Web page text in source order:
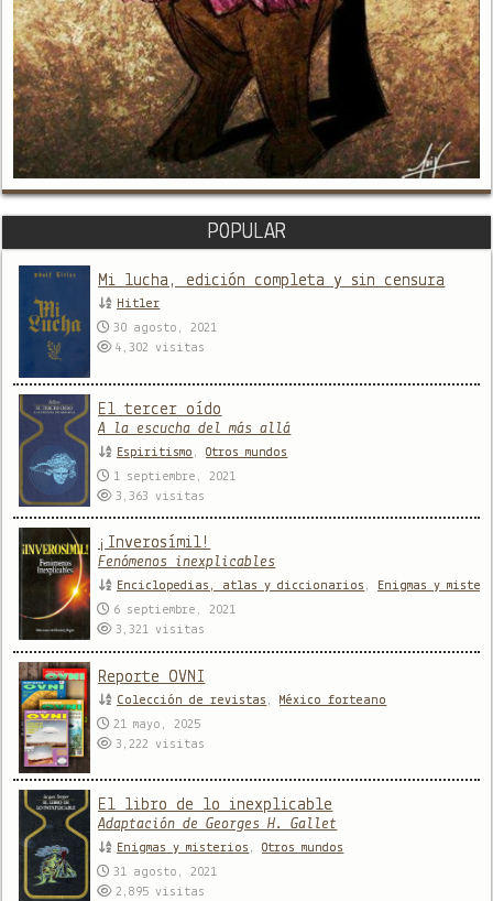
POPULAR
Mi lucha, edición completa y sin censura
Hitler
30 agosto, 2021
4,302visitas
El tercer oído
A la escucha del más allá
Espiritismo ,Otros mundos
1 septiembre, 2021
3,363visitas
¡Inverosímil!
Fenómenos inexplicables
Enciclopedias, atlas y diccionarios ,
Enigmas y
6 septiembre, 2021
3,321visitas
Reporte OVNI
Colección de revistas , México forteano
21 mayo, 2025
3,222visitas
El libro de lo inexplicable
Adaptación de Georges H. Gallet
Enigmas y misterios ,Otros mundos
31 agosto, 2021
2,895visitas